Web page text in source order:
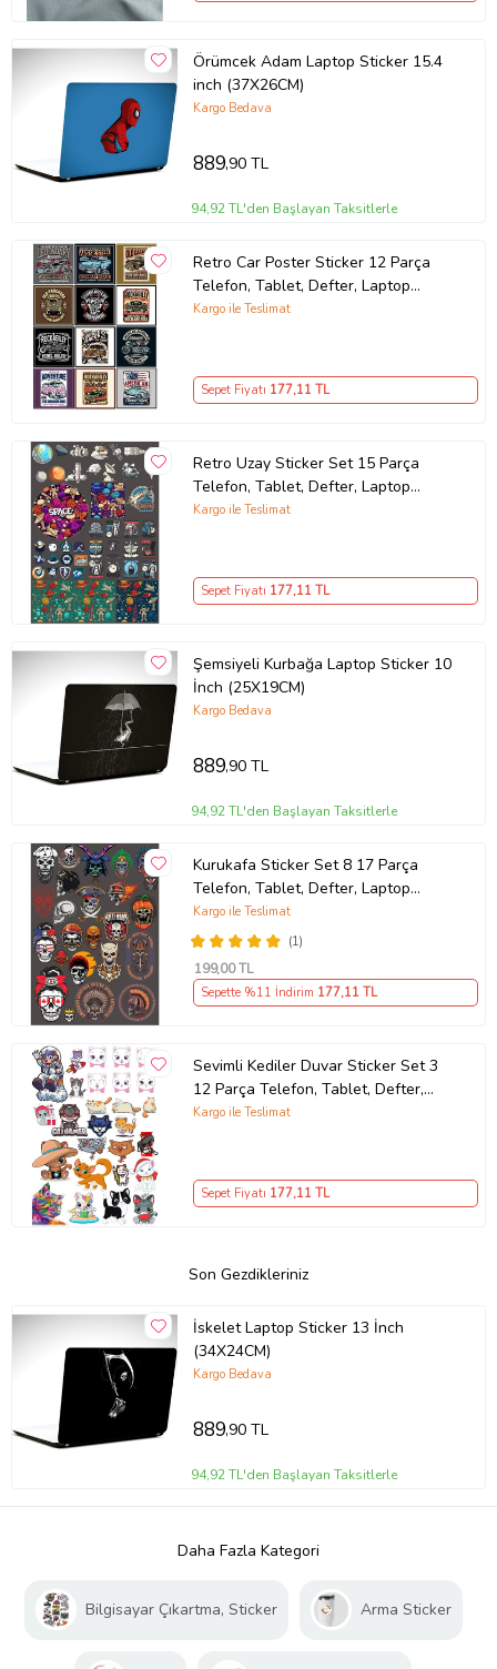
Örümcek Adam Laptop Sticker 15.4
inch (37X26CM)
Kargo Bedava
889,90 TL
94,92 TL'den Başlayan Taksitlerle
Retro Car Poster Sticker 12 Parça
Telefon, Tablet, Defter, Laptop
Sticker
Kargo ile Teslimat
Sepet Fiyatı 177,11 TL
Retro Uzay Sticker Set 15 Parça
Telefon, Tablet, Defter, Laptop
Sticker
Kargo ile Teslimat
Sepet Fiyatı 177,11 TL
Şemsiyeli Kurbağa Laptop Sticker 10
İnch (25X19CM)
Kargo Bedava
889,90 TL
94,92 TL'den Başlayan Taksitlerle
Kurukafa Sticker Set 8 17 Parça
Telefon, Tablet, Defter, Laptop
Sticker
(1)
Kargo ile Teslimat
199,00 TL
Sepette %11 İndirim 177,11 TL
Sevimli Kediler Duvar Sticker Set 3
12 Parça Telefon, Tablet, Defter,
Laptop Sticker
Kargo ile Teslimat
Sepet Fiyatı 177,11 TL
Son Gezdikleriniz
İskelet Laptop Sticker 13 İnch
(34X24CM)
Kargo Bedava
889,90 TL
94,92 TL'den Başlayan Taksitlerle
Daha Fazla Kategori
Bilgisayar Çıkartma, Sticker Arma Sticker